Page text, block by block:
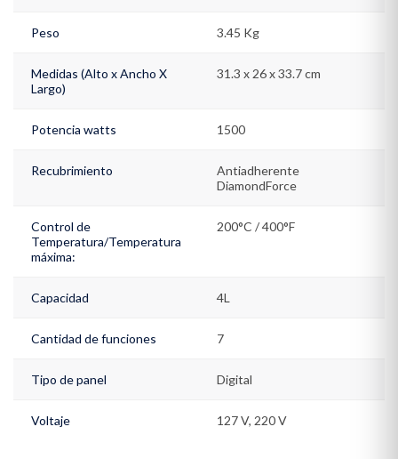
Peso 3.45 Kg
Medidas (Alto x Ancho X
Largo)
31.3 x 26 x 33.7 cm
Potencia watts 1500
Recubrimiento
Antiadherente
DiamondForce
Control de
Temperatura/Temperatura
máxima:
200°C / 400°F
Capacidad 4L
Cantidad de funciones 7
Tipo de panel Digital
Voltaje 127 V, 220 V